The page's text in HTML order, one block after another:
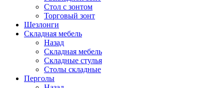
Стол с зонтом
Торговый зонт
Шезлонги
Складная мебель
Назад
Складная мебель
Складные стулья
Столы складные
Перголы